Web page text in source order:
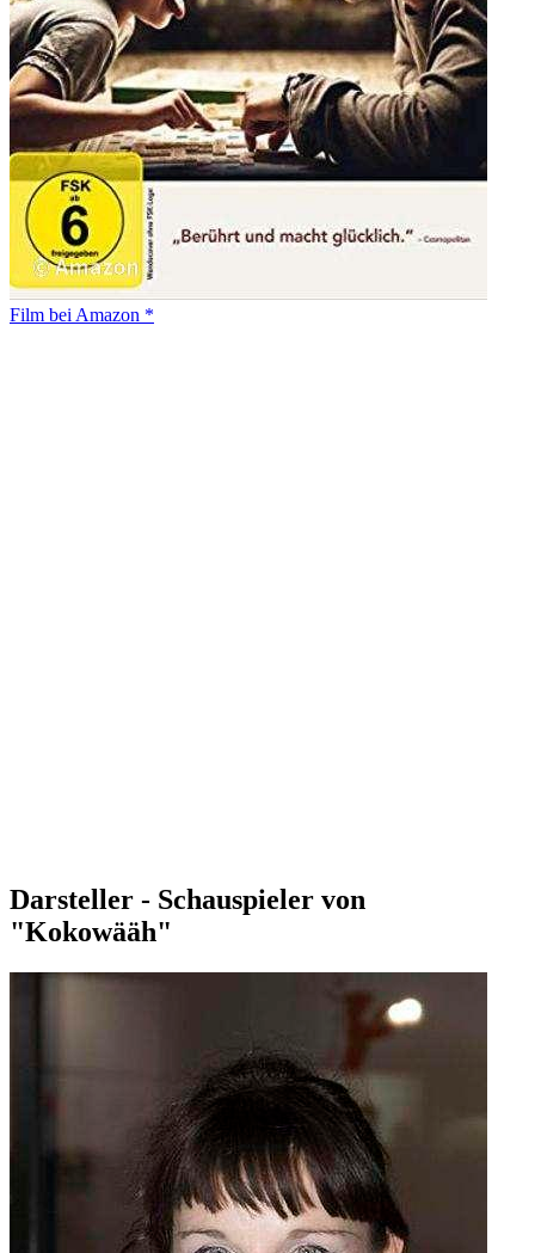
Film bei Amazon *
Darsteller - Schauspieler von
"Kokowääh"